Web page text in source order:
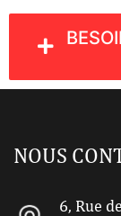
NOUS
6, Rue